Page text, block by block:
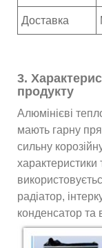
Доставка
3.
продукту
Алюмінієві
мають гарну
сильну
характеристики
радіатор,
конденсатор та